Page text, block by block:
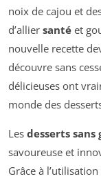
noix de cajou et
d’allier santé et
nouvelle recette
découvre sans
délicieuses ont
monde des
Les desserts sans
savoureuse et
Grâce à l’utilisation